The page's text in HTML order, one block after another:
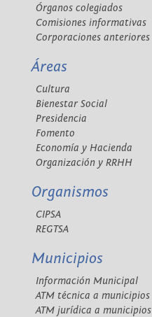
Órganos colegiados
Comisiones informativas
Corporaciones anteriores
Áreas
Cultura
Bienestar Social
Presidencia
Fomento
Economía y Hacienda
Organización y RRHH
Organismos
CIPSA
REGTSA
Municipios
Información Municipal
ATM técnica a municipios
ATM jurídica a municipios